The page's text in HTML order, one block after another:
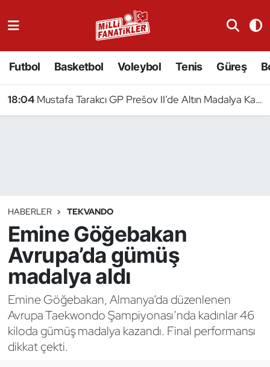
Futbol Basketbol Voleybol Tenis Güreş
18:04 Mustafa Tarakcı GP Prešov II’de Altın Madalya Kazandı
HABERLER TEKVANDO
Emine Göğebakan
Avrupa’da gümüş
madalya aldı
Emine Göğebakan, Almanya’da düzenlenen
Avrupa Taekwondo Şampiyonası’nda kadınlar 46
kiloda gümüş madalya kazandı. Final performansı
dikkat çekti.
Badminton
Binicilik
Bisiklet
Bocce Bowling Dart
Boks
Briç